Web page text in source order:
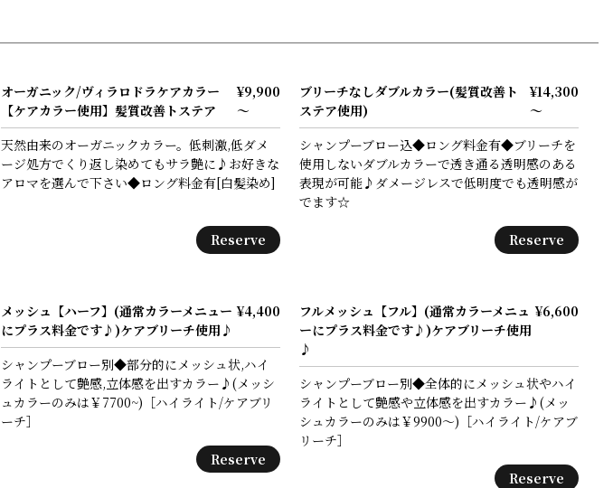
オーガニック/ヴィラロドラケアカラー
【ケアカラー使用】髪質改善トステア
¥9,900
～
天然由来のオーガニックカラー。低刺激,低ダメ
ージ処方でくり返し染めてもサラ艶に♪お好きな
アロマを選んで下さい◆ロング料金有[白髪染め]
Reserve
ブリーチなしダブルカラー(髪質改善ト
ステア使用)
¥14,300
～
シャンプーブロー込◆ロング料金有◆ブリーチを
使用しないダブルカラーで透き通る透明感のある
表現が可能♪ダメージレスで低明度でも透明感が
でます☆
Reserve
メッシュ【ハーフ】(通常カラーメニュー
にプラス料金です♪)ケアブリーチ使用♪
¥4,400
シャンプーブロー別◆部分的にメッシュ状,ハイ
ライトとして艶感,立体感を出すカラー♪(メッシ
ュカラーのみは￥7700~)［ハイライト/ケアブリ
ーチ］
Reserve
フルメッシュ【フル】(通常カラーメニュ
ーにプラス料金です♪)ケアブリーチ使用
♪
¥6,600
シャンプーブロー別◆全体的にメッシュ状やハイ
ライトとして艶感や立体感を出すカラー♪(メッ
シュカラーのみは￥9900～)［ハイライト/ケアブ
リーチ］
Reserve